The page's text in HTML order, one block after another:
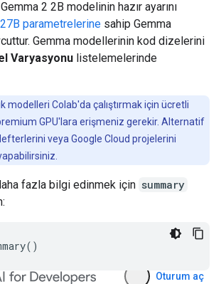
2 2B modelinin hazır ayarını
parametrelerine sahip Gemma
Gemma modellerinin kod dizelerini
Varyasyonu listelemelerinde
modelleri Colab'da çalıştırmak için ücretli
GPU'lara erişmeniz gerekir. Alternatif
veya Google Cloud projelerini
fazla bilgi edinmek için summary
()